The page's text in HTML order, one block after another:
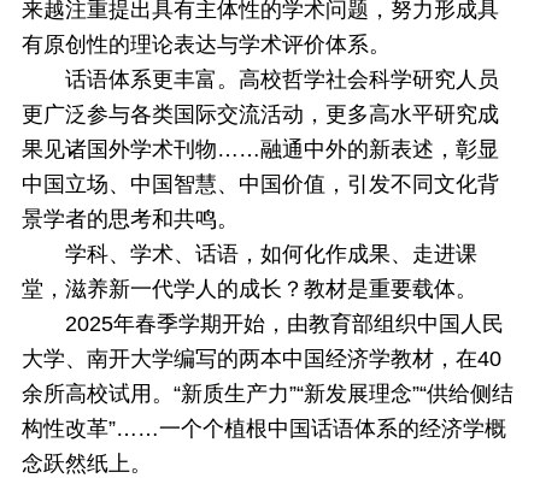
来越注重提出具有主体性的学术问题，努力形成具
有原创性的理论表达与学术评价体系。
话语体系更丰富。高校哲学社会科学研究人员
更广泛参与各类国际交流活动，更多高水平研究成
果见诸国外学术刊物……融通中外的新表述，彰显
中国立场、中国智慧、中国价值，引发不同文化背
景学者的思考和共鸣。
学科、学术、话语，如何化作成果、走进课
堂，滋养新一代学人的成长？教材是重要载体。
2025年春季学期开始，由教育部组织中国人民
大学、南开大学编写的两本中国经济学教材，在40
余所高校试用。“新质生产力”“新发展理念”“供给侧结
构性改革”……一个个植根中国话语体系的经济学概
念跃然纸上。